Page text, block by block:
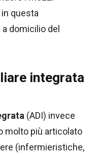
questa
domicilio del
integrata
(ADI) invece
molto più articolato
(infermieristiche,